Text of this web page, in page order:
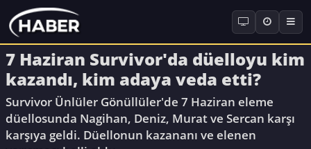
7 Haziran Survivor'da düelloyu kim
kazandı, kim adaya veda etti?
Survivor Ünlüler Gönüllüler'de 7 Haziran eleme
düellosunda Nagihan, Deniz, Murat ve Sercan karşı
karşıya geldi. Düellonun kazananı ve elenen